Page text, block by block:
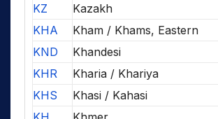
KZ
Kazakh
KHA
Kham / Khams, Eastern
KND
Khandesi
KHR
Kharia / Khariya
KHS
Khasi / Kahasi